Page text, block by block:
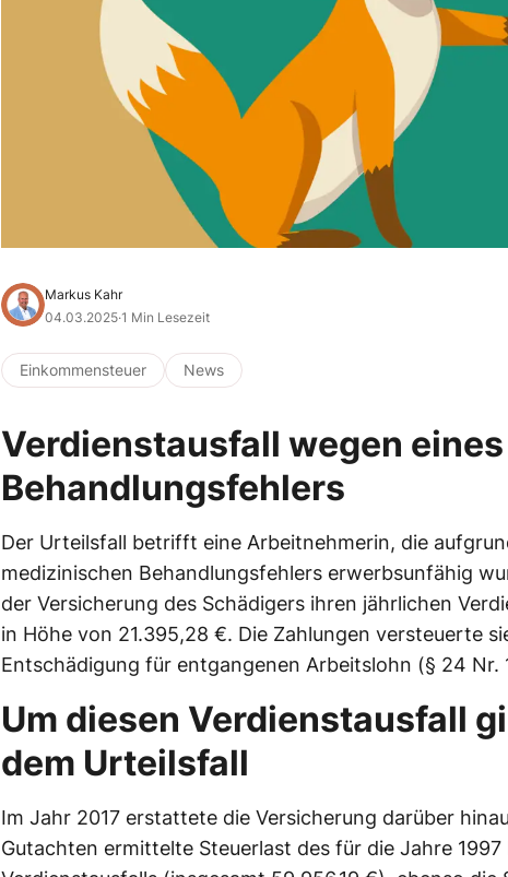
Markus Kahr
04.03.2025·1 Min Lesezeit
Einkommensteuer News
Verdienstausfall wegen eines
Behandlungsfehlers
Der Urteilsfall betrifft eine Arbeitnehmerin, die
medizinischen Behandlungsfehlers erwerbsunfähig
der Versicherung des Schädigers ihren jährlichen
in Höhe von 21.395,28 €. Die Zahlungen versteuerte
Entschädigung für entgangenen Arbeitslohn (§ 24 Nr.
Um diesen Verdienstausfall
dem Urteilsfall
Im Jahr 2017 erstattete die Versicherung darüber
Gutachten ermittelte Steuerlast des für die Jahre 1997